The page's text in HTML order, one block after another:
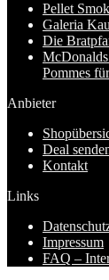
Pellet
Galeria
Die
Pommes
Anbieter
Deal
Kontakt
Links
Impressum
FAQ –